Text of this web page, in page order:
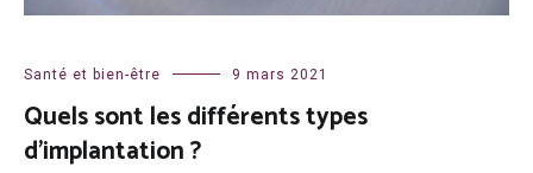
Santé et bien-être 9 mars 2021
Quels sont les différents types
d’implantation ?